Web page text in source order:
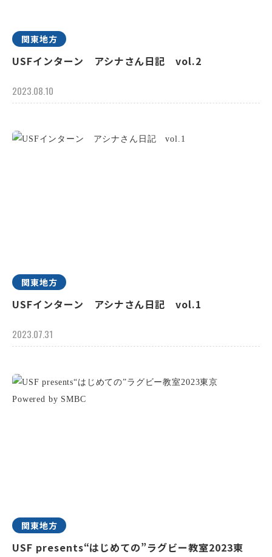
関東地方
USFインターン アシナさん日記 vol.2
2023.08.10
関東地方
USFインターン アシナさん日記 vol.1
2023.07.31
関東地方
USF presents“はじめての”ラグビー教室2023東